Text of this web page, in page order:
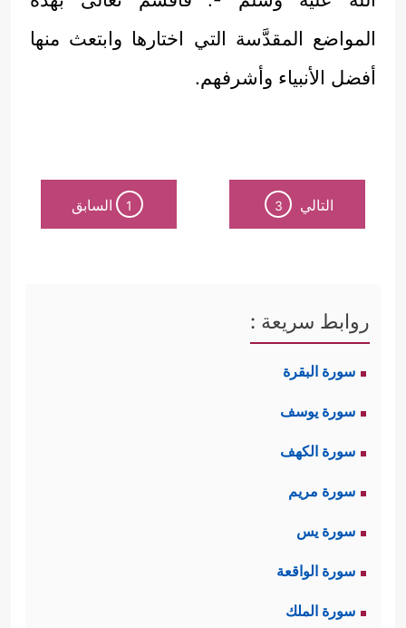
المواضع المقدَّسة التي اختارها وابتعث منها
أفضل الأنبياء وأشرفهم.
التالي 3
1 السابق
روابط سريعة :
سورة البقرة
سورة يوسف
سورة الكهف
سورة مريم
سورة يس
سورة الواقعة
سورة الملك